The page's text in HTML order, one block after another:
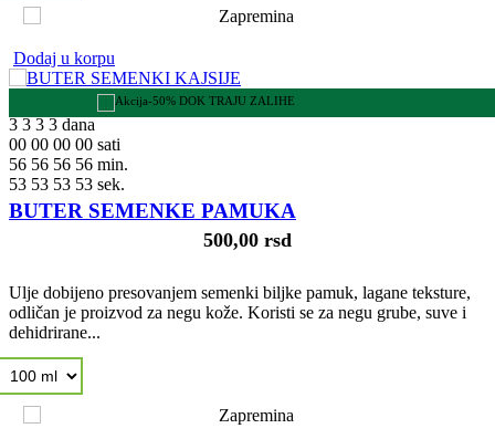
Dodaj u korpu
-50% DOK TRAJU ZALIHE
3 3 3 3 dana
00 00 00 00 sati
56 56 56 56 min.
52 52 52 52 sek.
BUTER SEMENKE PAMUKA
500,00 rsd
Ulje dobijeno presovanjem semenki biljke pamuk, lagane teksture,
odličan je proizvod za negu kože. Koristi se za negu grube, suve i
dehidrirane...